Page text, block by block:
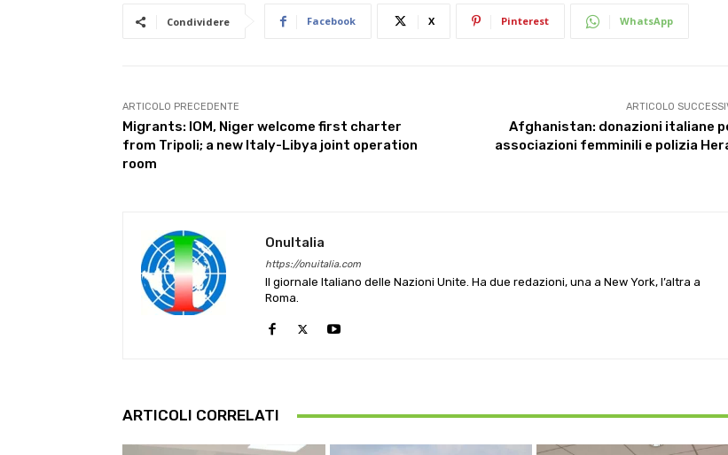
Condividere Facebook X Pinterest WhatsApp
ARTICOLO PRECEDENTE
Migrants: IOM, Niger welcome first charter
from Tripoli; a new Italy-Libya joint operation
room
ARTICOLO
Afghanistan: donazioni italiane
associazioni femminili e polizia
OnuItalia
https://onuitalia.com
Il giornale Italiano delle Nazioni Unite. Ha due redazioni, una a New York, l’altra a
Roma.
ARTICOLI CORRELATI